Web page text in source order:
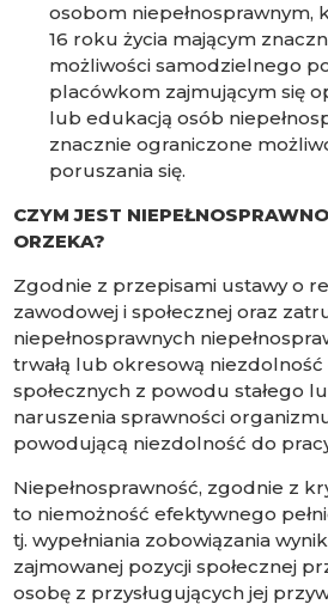
osobom niepełnosprawnym,
16 roku życia mającym
możliwości samodzielnego
placówkom zajmującym się
lub edukacją osób
znacznie ograniczone
poruszania się.
CZYM JEST
ORZEKA?
Zgodnie z przepisami ustawy o
zawodowej i społecznej oraz
niepełnosprawnych
trwałą lub okresową niezdolność
społecznych z powodu stałego
naruszenia sprawności
powodującą niezdolność do
Niepełnosprawność, zgodnie z
to niemożność efektywnego
tj. wypełniania zobowiązania
zajmowanej pozycji społecznej
osobę z przysługujących jej